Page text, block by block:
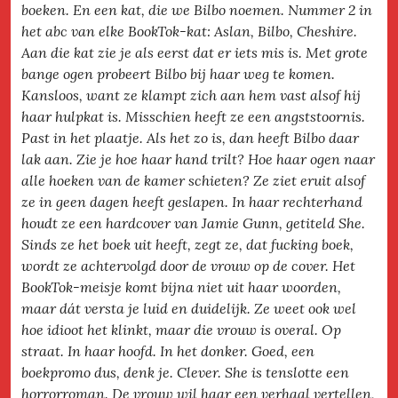
boeken. En een kat, die we Bilbo noemen. Nummer 2 in
het abc van elke BookTok-kat: Aslan, Bilbo, Cheshire.
Aan die kat zie je als eerst dat er iets mis is. Met grote
bange ogen probeert Bilbo bij haar weg te komen.
Kansloos, want ze klampt zich aan hem vast alsof hij
haar hulpkat is. Misschien heeft ze een angststoornis.
Past in het plaatje. Als het zo is, dan heeft Bilbo daar
lak aan. Zie je hoe haar hand trilt? Hoe haar ogen naar
alle hoeken van de kamer schieten? Ze ziet eruit alsof
ze in geen dagen heeft geslapen. In haar rechterhand
houdt ze een hardcover van Jamie Gunn, getiteld She.
Sinds ze het boek uit heeft, zegt ze, dat fucking boek,
wordt ze achtervolgd door de vrouw op de cover. Het
BookTok-meisje komt bijna niet uit haar woorden,
maar dát versta je luid en duidelijk. Ze weet ook wel
hoe idioot het klinkt, maar die vrouw is overal. Op
straat. In haar hoofd. In het donker. Goed, een
boekpromo dus, denk je. Clever. She is tenslotte een
horrorroman. De vrouw wil haar een verhaal vertellen,